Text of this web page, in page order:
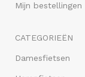
Mijn bestellingen
CATEGORIEËN
Damesfietsen